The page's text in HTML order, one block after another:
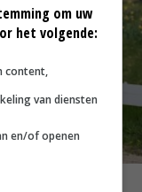
om uw
het volgende:
content,
van diensten
en/of openen